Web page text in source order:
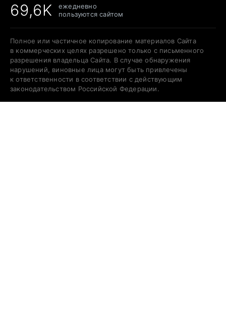
69,6K
ежедневно
пользуются сайтом
Полное или частичное копирование материалов Сайта
в коммерческих целях разрешено только с письменного
разрешения владельца Сайта. В случае обнаружения
нарушений, виновные лица могут быть привлечены
к ответственности в соответствии с действующим
законодательством Российской Федерации.